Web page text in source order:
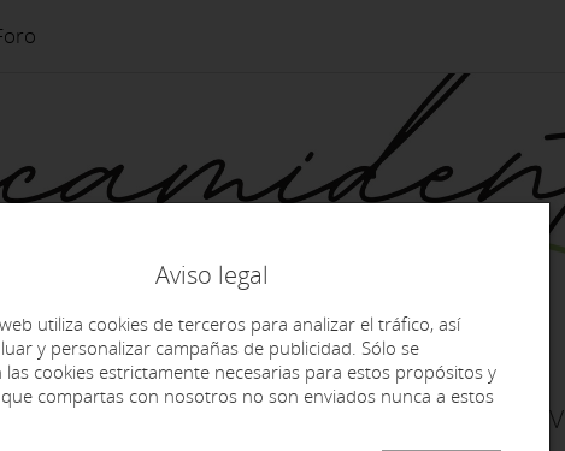
Aviso legal
utiliza cookies de terceros para analizar el tráfico, así
y personalizar campañas de publicidad. Sólo se
las cookies estrictamente necesarias para estos propósitos y
compartas con nosotros no son enviados nunca a estos